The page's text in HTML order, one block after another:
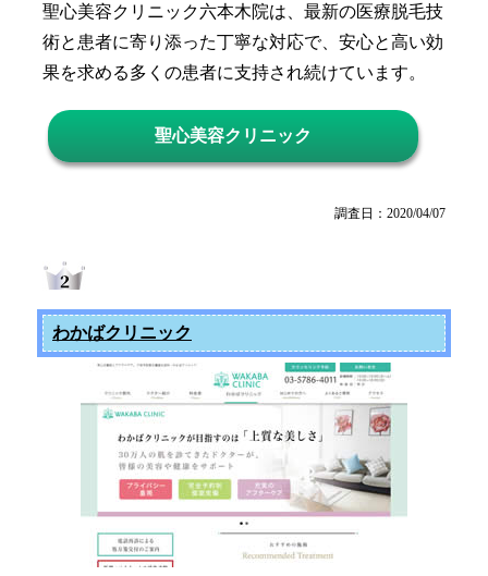
聖心美容クリニック六本木院は、最新の医療脱毛技
術と患者に寄り添った丁寧な対応で、安心と高い効
果を求める多くの患者に支持され続けています。
聖心美容クリニック
調査日：2020/04/07
わかばクリニック